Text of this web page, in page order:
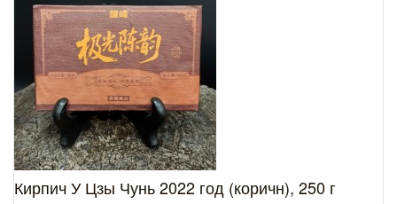
Кирпич У Цзы Чунь 2022 год (коричн), 250 г